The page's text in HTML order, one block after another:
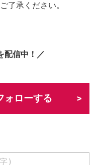
了承ください。
配信中！／
ォローする